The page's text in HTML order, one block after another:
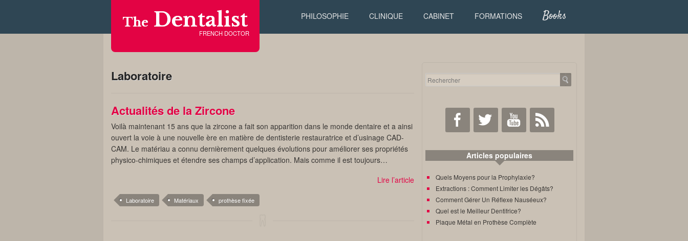
The Dentalist
FRENCH DOCTOR
PHILOSOPHIE CLINIQUE CABINET FORMATIONS Books
Laboratoire
Actualités de la Zircone
Voilà maintenant 15 ans que la zircone a fait son apparition dans le monde dentaire et a ainsi
ouvert la voie à une nouvelle ère en matière de dentisterie restauratrice et d’usinage CAD-
CAM. Le matériau a connu dernièrement quelques évolutions pour améliorer ses propriétés
physico-chimiques et étendre ses champs d’application. Mais comme il est toujours…
Lire l’article
Laboratoire Matériaux prothèse fixée
Facebook Twitter Youtube
Articles populaires
Quels Moyens pour la Prophylaxie?
Extractions : Comment Limiter les Dégâts?
Comment Gérer Un Réflexe Nauséeux?
Quel est le Meilleur Dentifrice?
Plaque Métal en Prothèse Complète